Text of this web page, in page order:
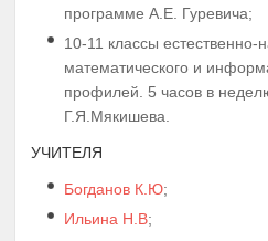
программе А.Е. Гуревича;
10-11 классы естественно-
математического и
профилей. 5 часов в
Г.Я.Мякишева.
УЧИТЕЛЯ
Богданов К.Ю;
Ильина Н.В;